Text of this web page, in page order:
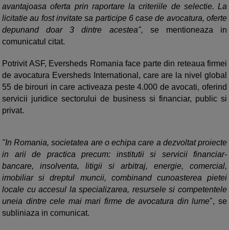
avantajoasa oferta prin raportare la criteriile de selectie. La
licitatie au fost invitate sa participe 6 case de avocatura, oferte
depunand doar 3 dintre acestea", se mentioneaza in
comunicatul citat.
Potrivit ASF, Eversheds Romania face parte din reteaua firmei
de avocatura Eversheds International, care are la nivel global
55 de birouri in care activeaza peste 4.000 de avocati, oferind
servicii juridice sectorului de business si financiar, public si
privat.
"In Romania, societatea are o echipa care a dezvoltat proiecte
in arii de practica precum: institutii si servicii financiar-
bancare, insolventa, litigii si arbitraj, energie, comercial,
imobiliar si dreptul muncii, combinand cunoasterea pietei
locale cu accesul la specializarea, resursele si competentele
uneia dintre cele mai mari firme de avocatura din lume", se
subliniaza in comunicat.